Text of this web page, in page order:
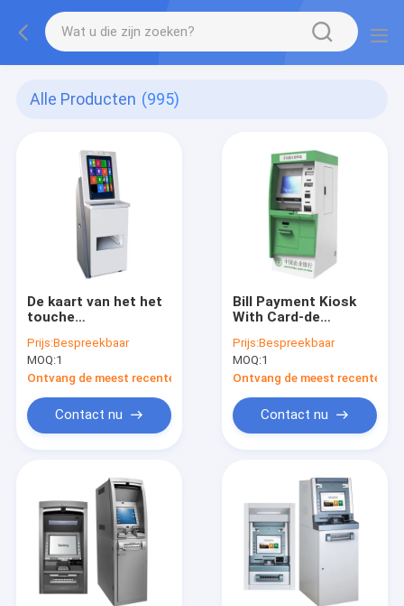
Alle Producten (995)
De kaart van het het
touche
van 19 Duimpc het
uitdelen de Kiosk van
de self -
servicebetaling
Prijs:Bespreekbaar
MOQ:1
Ontvang de meest recente Prijs
Contact nu
Bill Payment Kiosk
With Card-de
Lezersand cash
dispenser ATM
Prijs:Bespreekbaar
MOQ:1
Ontvang de meest recente
Contact nu